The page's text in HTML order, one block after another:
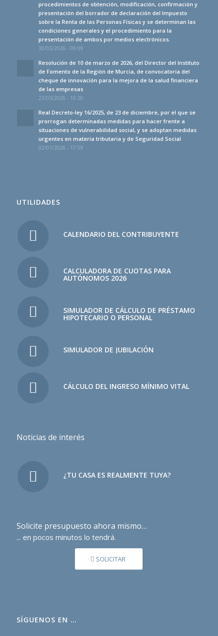
procedimientos de obtención, modificación, confirmación y
presentación del borrador de declaración del Impuesto
sobre la Renta de las Personas Físicas y se determinan las
condiciones generales y el procedimiento para la
presentación de ambos por medios electrónicos.
30/03/2026 - 09:09
Resolución de 10 de marzo de 2026, del Director del Instituto
de Fomento de la Región de Murcia, de convocatoria del
cheque de innovación para la mejora de la salud financiera
de las empresas
23/03/2026 - 10:20
Real Decreto-ley 16/2025, de 23 de diciembre, por el que se
prorrogan determinadas medidas para hacer frente a
situaciones de vulnerabilidad social, y se adoptan medidas
urgentes en materia tributaria y de Seguridad Social
02/01/2026 - 17:59
UTILIDADES
CALENDARIO DEL CONTRIBUYENTE
CALCULADORA DE CUOTAS PARA
AUTÓNOMOS 2026
SIMULADOR DE CÁLCULO DE PRÉSTAMO
HIPOTECARIO O PERSONAL
SIMULADOR DE JUBILACIÓN
CÁLCULO DEL INGRESO MÍNIMO VITAL
Noticias de interés
¿TU CASA ES REALMENTE TUYA?
Solicite presupuesto ahora mismo…
... en pocos minutos lo tendrá.
SOLICITAR
SÍGUENOS EN …